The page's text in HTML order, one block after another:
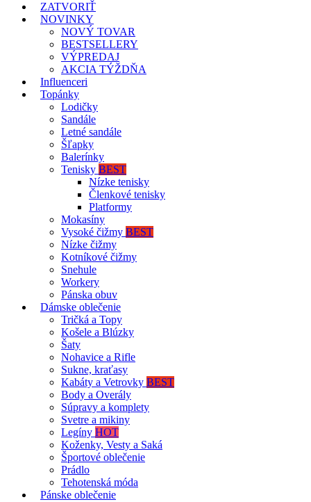
ZATVORIŤ
NOVINKY
NOVÝ TOVAR
BESTSELLERY
VÝPREDAJ
AKCIA TÝŽDŇA
Influenceri
Topánky
Lodičky
Sandále
Letné sandále
Šľapky
Balerínky
Tenisky BEST
Nízke tenisky
Členkové tenisky
Platformy
Mokasíny
Vysoké čižmy BEST
Nízke čižmy
Kotníkové čižmy
Snehule
Workery
Pánska obuv
Dámske oblečenie
Tričká a Topy
Košele a Blúzky
Šaty
Nohavice a Rifle
Sukne, kraťasy
Kabáty a Vetrovky BEST
Body a Overály
Súpravy a komplety
Svetre a mikiny
Legíny HOT
Koženky, Vesty a Saká
Športové oblečenie
Prádlo
Tehotenská móda
Pánske oblečenie